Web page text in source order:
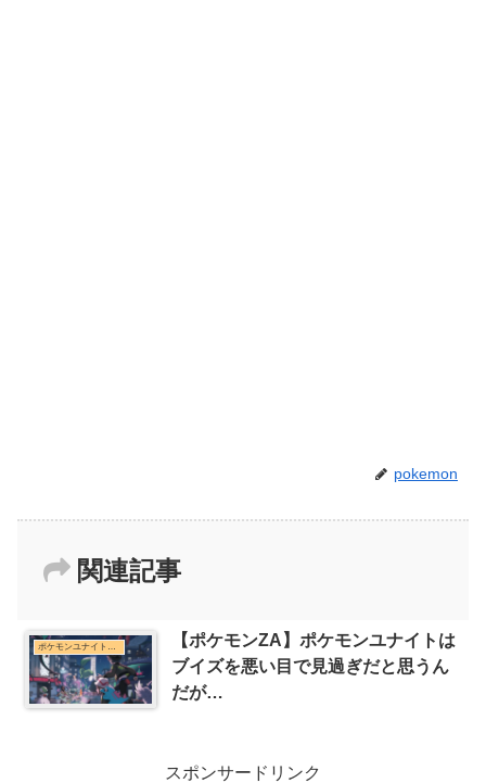
pokemon
関連記事
【ポケモンZA】ポケモンユナイトは
ブイズを悪い目で見過ぎだと思うん
だが…
スポンサードリンク